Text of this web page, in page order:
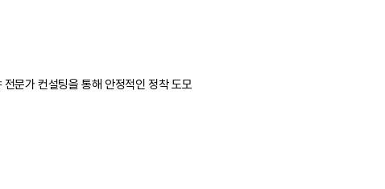
문가 컨설팅을 통해 안정적인 정착 도모